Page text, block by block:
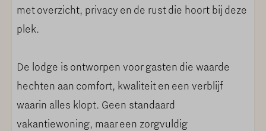
Vloerverwarming
Smart TV
Horren
KOKEN & TAFELEN
met overzicht, privacy en de rust die hoort bij deze
plek.
De lodge is ontworpen voor gasten die waarde
hechten aan comfort, kwaliteit en een verblijf
waarin alles klopt. Geen standaard
vakantiewoning, maar een zorgvuldig